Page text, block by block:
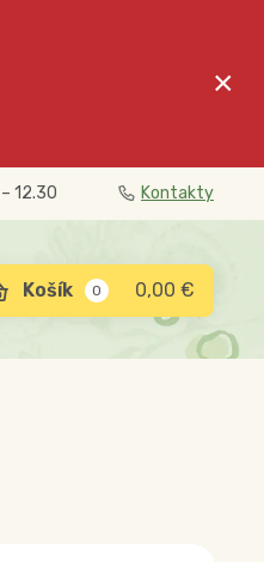
×
12.30 Kontakty
0,00 €
0